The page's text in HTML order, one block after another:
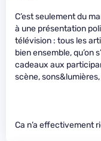
C’est seulement du
à une présentation
télévision : tous les
bien ensemble, qu’on
cadeaux aux
scène,
Ca n’a effectivement